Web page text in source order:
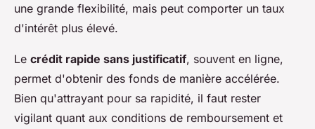
une grande flexibilité, mais peut comporter un taux
d'intérêt plus élevé.
Le crédit rapide sans justificatif, souvent en ligne,
permet d'obtenir des fonds de manière accélérée.
Bien qu'attrayant pour sa rapidité, il faut rester
vigilant quant aux conditions de remboursement et